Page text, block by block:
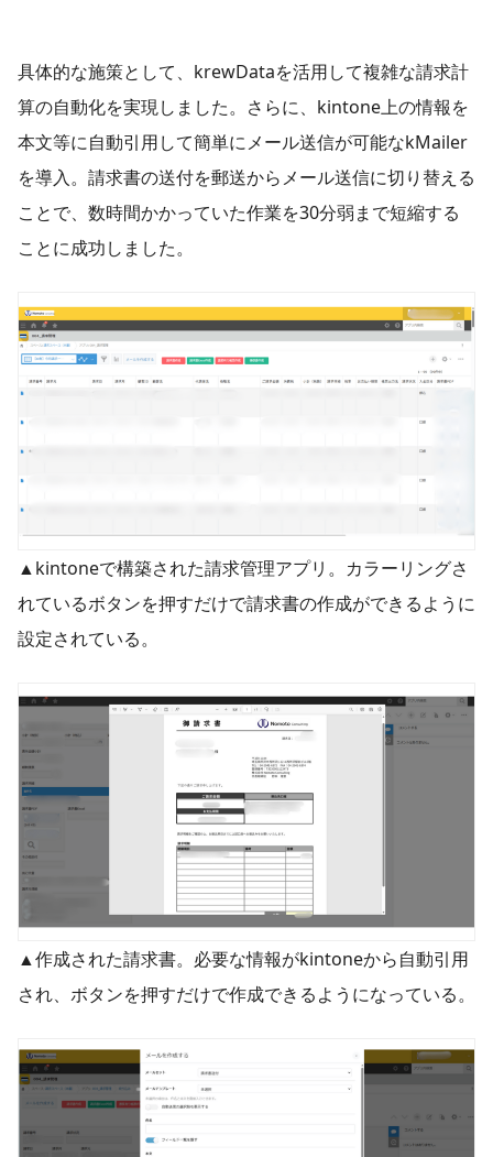
具体的な施策として、krewDataを活用して複雑な請求計
算の自動化を実現しました。さらに、kintone上の情報を
本文等に自動引用して簡単にメール送信が可能なkMailer
を導入。請求書の送付を郵送からメール送信に切り替える
ことで、数時間かかっていた作業を30分弱まで短縮する
ことに成功しました。
▲kintoneで構築された請求管理アプリ。カラーリングさ
れているボタンを押すだけで請求書の作成ができるように
設定されている。
▲作成された請求書。必要な情報がkintoneから自動引用
され、ボタンを押すだけで作成できるようになっている。